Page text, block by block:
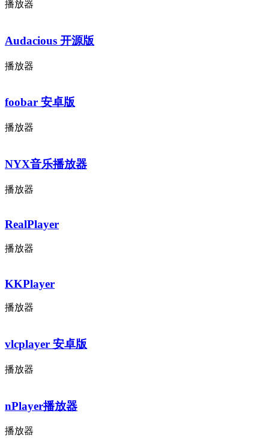
播放器
Audacious 开源版
播放器
foobar 安卓版
播放器
NYX音乐播放器
播放器
RealPlayer
播放器
KKPlayer
播放器
vlcplayer 安卓版
播放器
nPlayer播放器
播放器